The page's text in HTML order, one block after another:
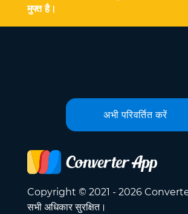
मुफ्त है।
अभी परिवर्तित करें
Copyright © 2021 - 2026
सभी अधिकार सुरक्षित।